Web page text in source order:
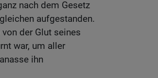
nach dem Gesetz
aufgestanden.
der Glut seines
war, um aller
ihn